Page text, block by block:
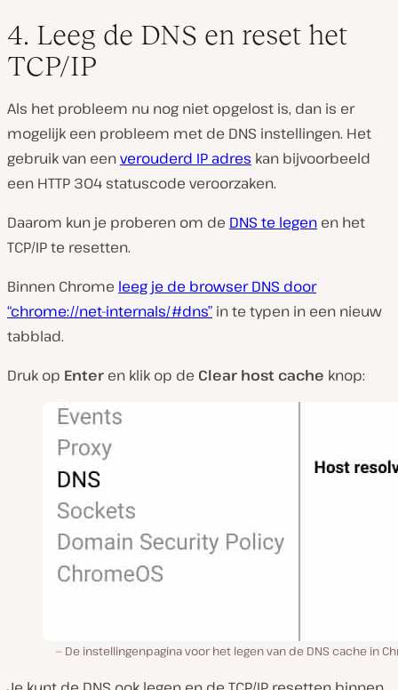
4. Leeg de DNS en reset het
TCP/IP
Als het probleem nu nog niet opgelost is, dan is er
mogelijk een probleem met de DNS instellingen. Het
gebruik van eenverouderd IP adres kan bijvoorbeeld
een HTTP 304 statuscode veroorzaken.
Daarom kun je proberen om de DNS te legen en het
TCP/IP te resetten.
Binnen Chrome leeg je de browser DNS door
“chrome://net-internals/#dns” in te typen in een nieuw
tabblad.
Druk op Enter en klik op de Clear host cache knop:
De instellingenpagina voor het legen van de DNS cache in